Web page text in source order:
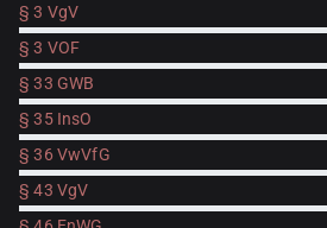
§ 3 VgV
§ 3 VOF
§ 33 GWB
§ 35 InsO
§ 36 VwVfG
§ 43 VgV